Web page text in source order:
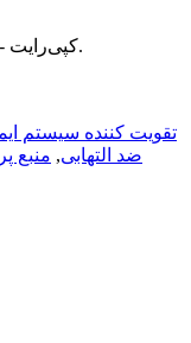
© کپی‌رایت - ۲۰۱۰-۲۰۲۶: تمامی حقوق محفوظ است.
تقویت کننده سیستم
ضد التهابی, منبع